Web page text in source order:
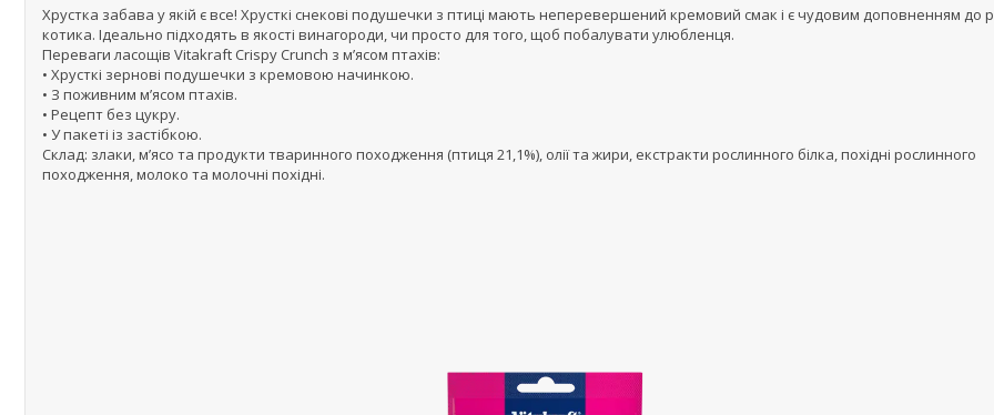
Хрустка забава у якій є все! Хрусткі снекові подушечки з птиці мають неперевершений кремовий смак і є чудовим доповненням до
котика. Ідеально підходять в якості винагороди, чи просто для того, щоб побалувати улюбленця.
Переваги ласощів Vitakraft Crispy Crunch з м’ясом птахів:
• Хрусткі зернові подушечки з кремовою начинкою.
• З поживним м’ясом птахів.
• Рецепт без цукру.
• У пакеті із застібкою.
Склад: злаки, м’ясо та продукти тваринного походження (птиця 21,1%), олії та жири, екстракти рослинного білка, похідні рослинного
походження, молоко та молочні похідні.